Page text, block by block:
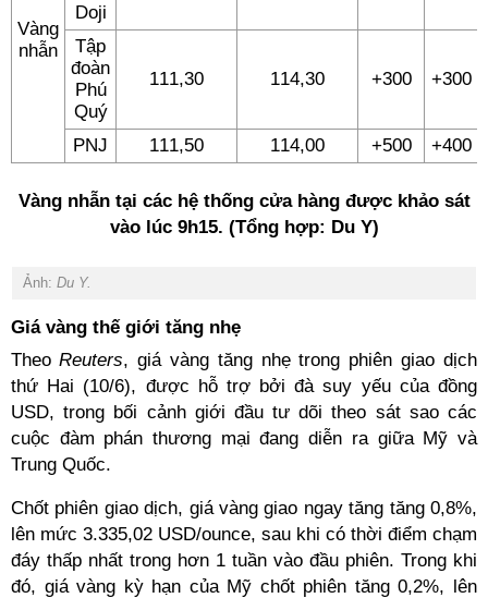
Vàng
nhẫn
Doji
Tập
đoàn
Phú
Quý
111,30 114,30 +300 +300
PNJ 111,50 114,00 +500 +400
Vàng nhẫn tại các hệ thống cửa hàng được khảo sát
vào lúc 9h15. (Tổng hợp: Du Y)
Ảnh: Du Y.
Giá vàng thế giới tăng nhẹ
Theo Reuters, giá vàng tăng nhẹ trong phiên giao dịch
thứ Hai (10/6), được hỗ trợ bởi đà suy yếu của đồng
USD, trong bối cảnh giới đầu tư dõi theo sát sao các
cuộc đàm phán thương mại đang diễn ra giữa Mỹ và
Trung Quốc.
Chốt phiên giao dịch, giá vàng giao ngay tăng tăng 0,8%,
lên mức 3.335,02 USD/ounce, sau khi có thời điểm chạm
đáy thấp nhất trong hơn 1 tuần vào đầu phiên. Trong khi
đó, giá vàng kỳ hạn của Mỹ chốt phiên tăng 0,2%, lên